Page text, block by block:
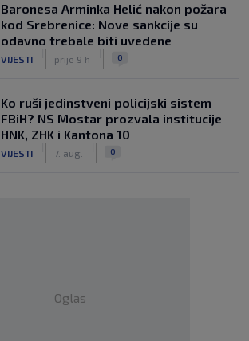
Baronesa Arminka Helić nakon požara
kod Srebrenice: Nove sankcije su
odavno trebale biti uvedene
VIJESTI prije 9 h 0
Ko ruši jedinstveni policijski sistem
FBiH? NS Mostar prozvala institucije
HNK, ZHK i Kantona 10
VIJESTI 7. aug. 0
Oglas